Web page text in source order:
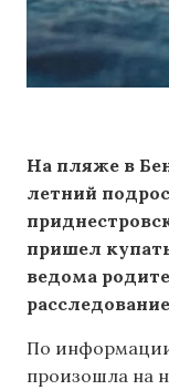
На пляже в
летний
пришел
ведома
По информации
произошла на